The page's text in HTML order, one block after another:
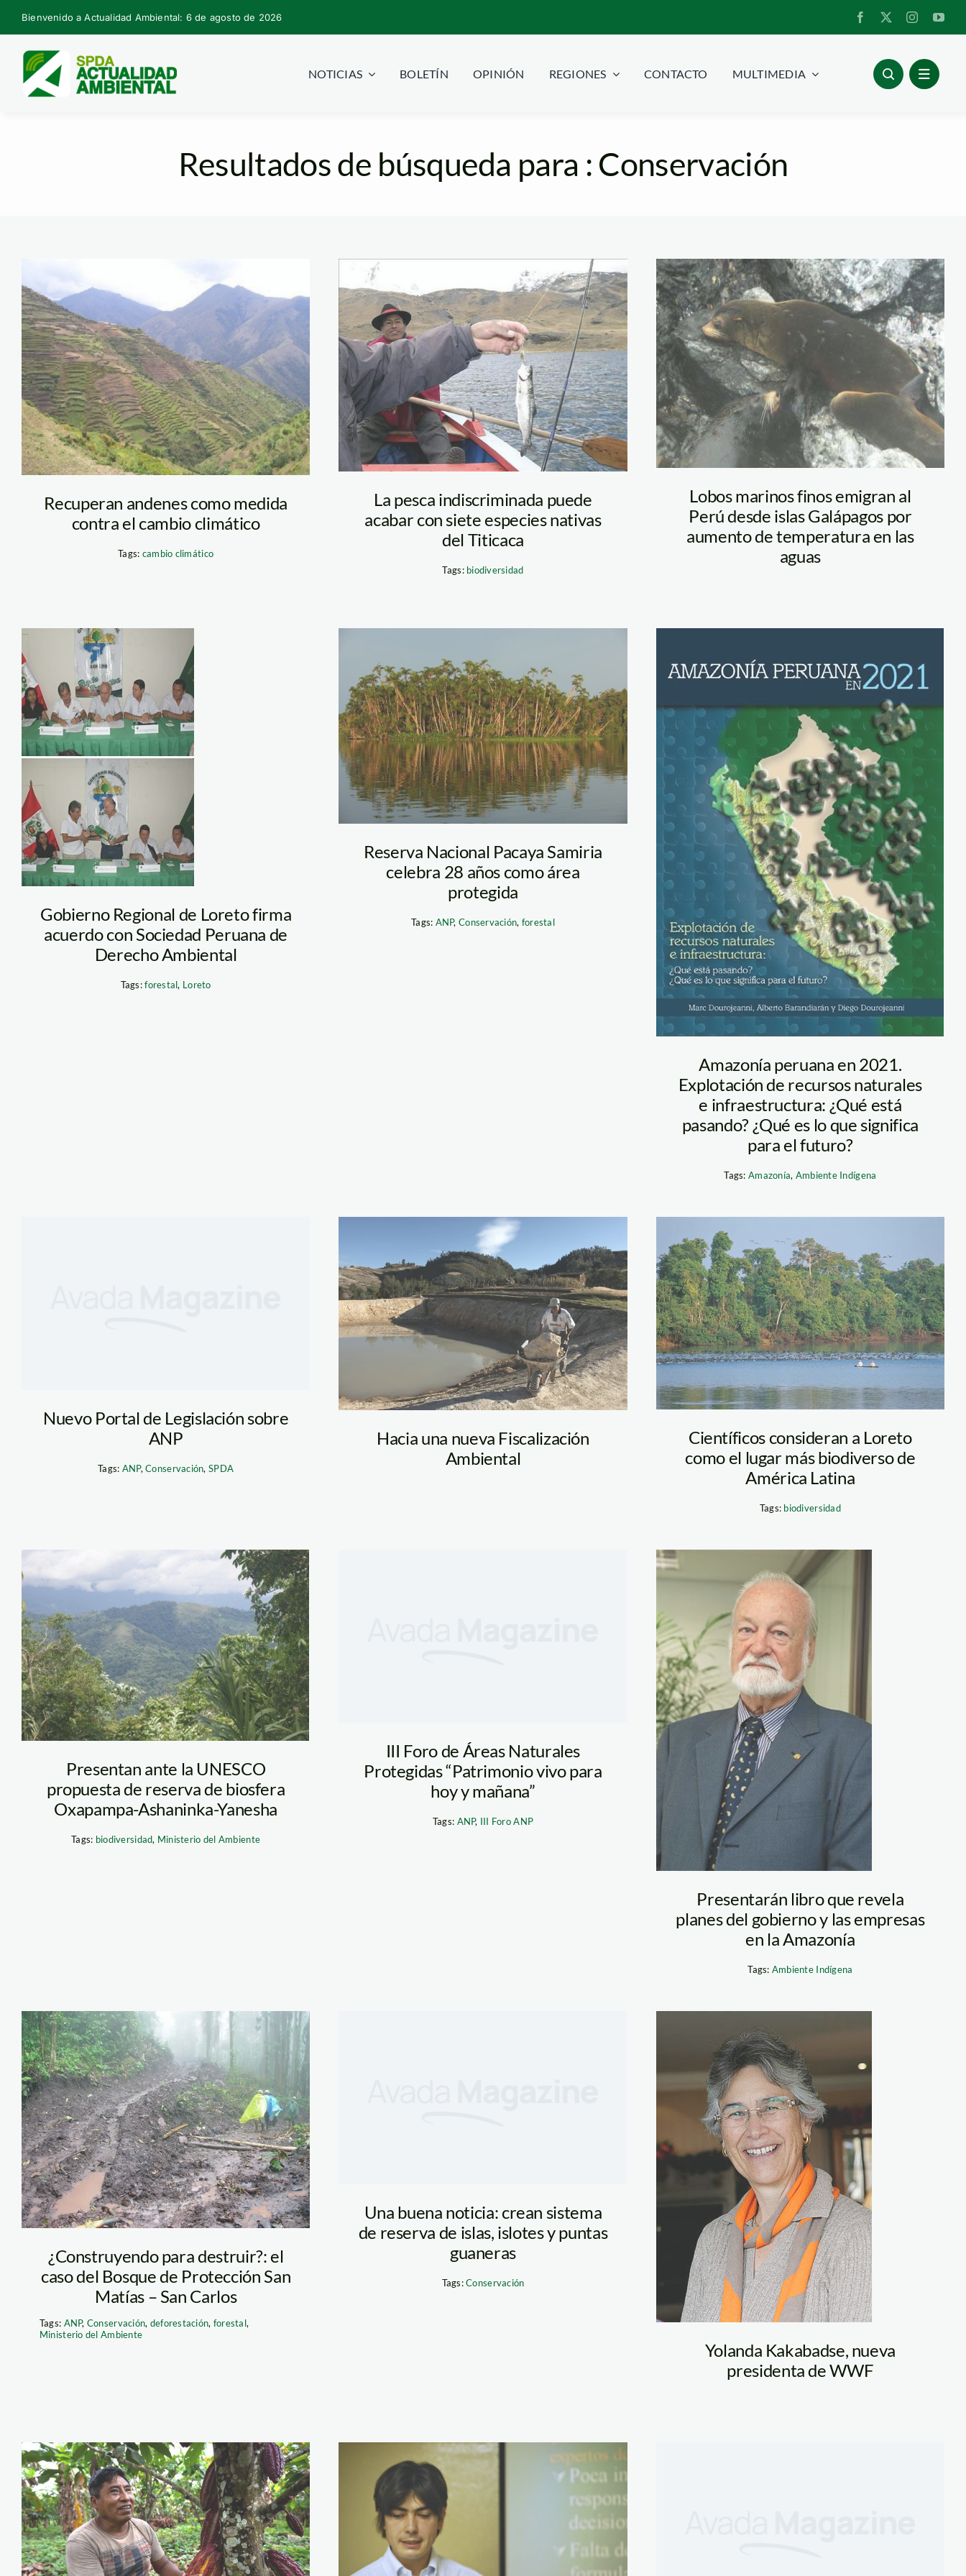
Skip
to
content
Bienvenido a Actualidad Ambiental: 6 de agosto de 2026
NOTICIAS BOLETÍN OPINIÓN REGIONES CONTACTO MULTIMEDIA
Resultados de búsqueda para : Conservación
andenes_perugob
Recuperan andenes como medida
contra el cambio climático
Tags: cambio climático
pez_titicaca_efe_ikuna
La pesca indiscriminada puede
acabar con siete especies nativas
del Titicaca
Tags: biodiversidad
lobos_marinos_orca
Lobos marinos finos emigran al
Perú desde islas Galápagos por
aumento de temperatura en las
aguas
convenio_loreto_spda
Gobierno Regional de Loreto firma
acuerdo con Sociedad Peruana de
Derecho Ambiental
Tags:forestal, Loreto
pacaya_samiria_tm
Reserva Nacional Pacaya Samiria
celebra 28 años como área
protegida
Tags: ANP, Conservación, forestal
Amazonía peruana en 2021.
Explotación de recursos naturales
e infraestructura: ¿Qué está
pasando? ¿Qué es lo que significa
para el futuro?
Tags:Amazonía, Ambiente Indígena
Nuevo Portal de Legislación sobre
ANP
Tags: ANP,Conservación, SPDA
construccion_sierra_tm
Hacia una nueva Fiscalización
Ambiental
loreto_peruinfo
Científicos consideran a Loreto
como el lugar más biodiverso de
América Latina
Tags: biodiversidad
bosque_minam
Presentan ante la UNESCO
propuesta de reserva de biosfera
Oxapampa-Ashaninka-Yanesha
Tags: biodiversidad, Ministerio del Ambiente
III Foro de Áreas Naturales
Protegidas “Patrimonio vivo para
hoy y mañana”
Tags: ANP, III Foro ANP
marc_dourojeanni
Presentarán libro que revela
planes del gobierno y las empresas
en la Amazonía
Tags: Ambiente Indígena
via_pichis_pichanaki_minam_cesar_laura
¿Construyendo para destruir?: el
caso del Bosque de Protección San
Matías – San Carlos
Tags: ANP, Conservación, deforestación, forestal,
Ministerio del Ambiente
Una buena noticia: crean sistema
de reserva de islas, islotes y puntas
guaneras
Tags:Conservación
Yolanda Kakabadse, nueva
presidenta de WWF
oit_beaudonnet